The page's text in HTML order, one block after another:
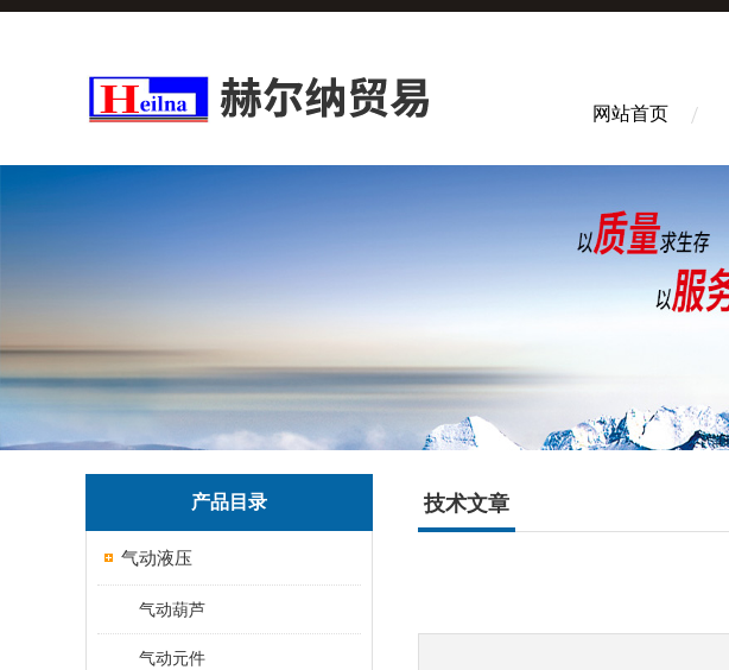
网站首页
产品目录
气动液压
气动葫芦
气动元件
技术文章